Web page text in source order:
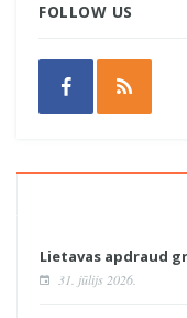
FOLLOW US
Lietavas apdraud
31. jūlijs 2026.